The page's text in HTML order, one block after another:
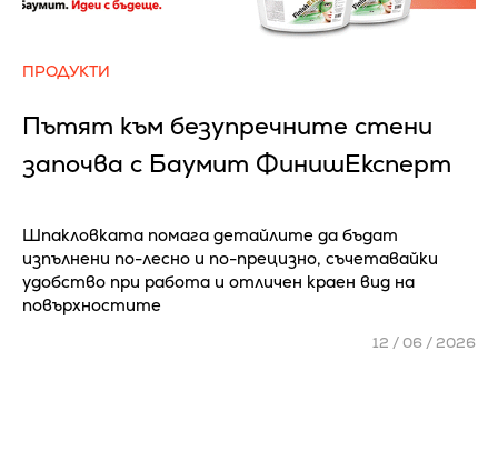
ПРОДУКТИ
Пътят към безупречните стени
започва с Баумит ФинишЕксперт
Шпакловката помага детайлите да бъдат
изпълнени по-лесно и по-прецизно, съчетавайки
удобство при работа и отличен краен вид на
повърхностите
12 / 06 / 2026